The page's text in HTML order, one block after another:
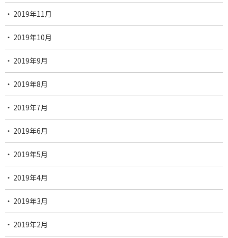
2019年11月
2019年10月
2019年9月
2019年8月
2019年7月
2019年6月
2019年5月
2019年4月
2019年3月
2019年2月